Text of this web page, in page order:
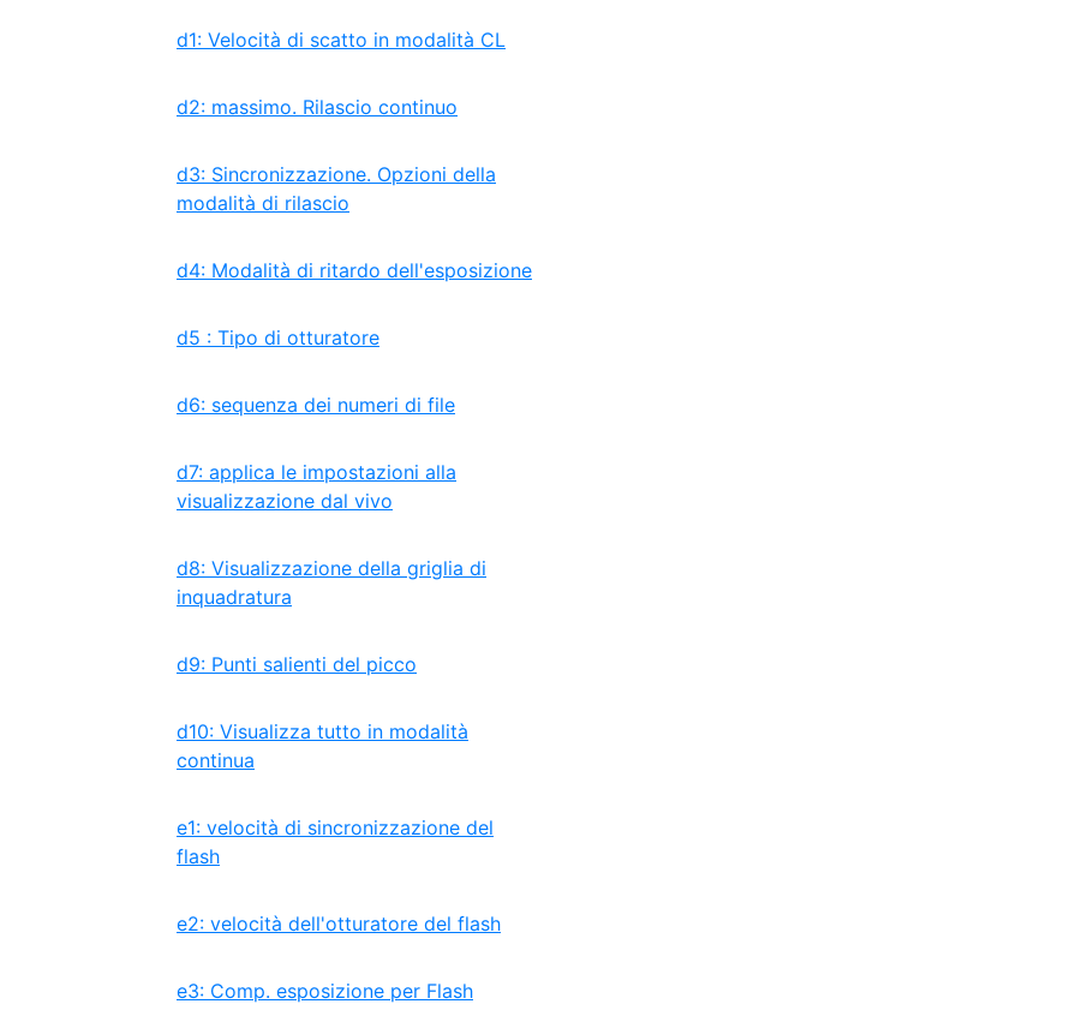
d1: Velocità di scatto in modalità CL
d2: massimo. Rilascio continuo
d3: Sincronizzazione. Opzioni della
modalità di rilascio
d4: Modalità di ritardo dell'esposizione
d5 : Tipo di otturatore
d6: sequenza dei numeri di file
d7: applica le impostazioni alla
visualizzazione dal vivo
d8: Visualizzazione della griglia di
inquadratura
d9: Punti salienti del picco
d10: Visualizza tutto in modalità
continua
e1: velocità di sincronizzazione del
flash
e2: velocità dell'otturatore del flash
e3: Comp. esposizione per Flash